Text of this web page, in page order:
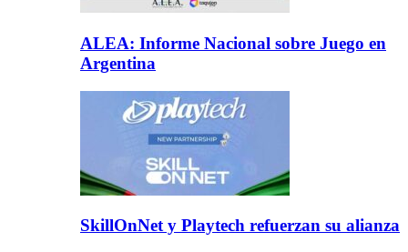
ALEA: Informe Nacional sobre Juego en
Argentina
SkillOnNet y Playtech refuerzan su alianza